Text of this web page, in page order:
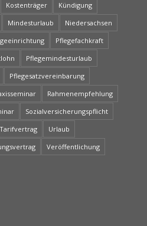
Kostenträger
Kündigung
Mindesturlaub
Niedersachsen
Pflegefachkraft
Pflegemindesturlaub
Pflegesatzvereinbarung
Rahmenempfehlung
Sozialversicherungspflicht
Tarifvertrag
Urlaub
Veröffentlichung